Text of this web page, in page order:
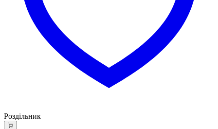
Роздільник